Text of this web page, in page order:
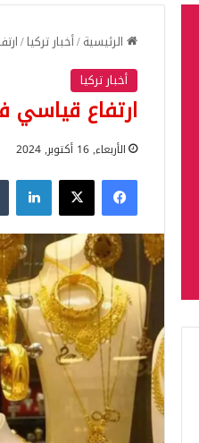
الرئيسية/أخبار تركيا/
أخبار تركيا
ارتفاع
الأربعاء, 16 أكتوبر, 2024
فيسبوك‫X